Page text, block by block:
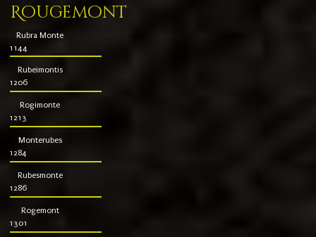
Rougemont
Rubra Monte
1144
Rubeimontis
1206
Rogimonte
1213
Monterubes
1284
Rubesmonte
1286
Rogemont
1301